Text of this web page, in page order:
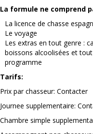
La formule ne comprend
La licence de chasse
Le voyage
Les extras en tout genre :
boissons alcoolisées et tout
programme
Tarifs:
Prix par chasseur: Contacter
Journee supplementaire:
Chambre simple